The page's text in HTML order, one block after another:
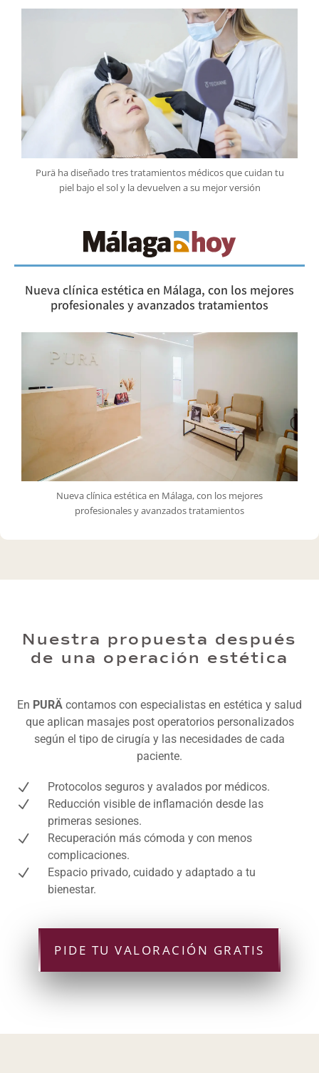
Purä ha diseñado tres tratamientos médicos que cuidan tu
piel bajo el sol y la devuelven a su mejor versión
Nueva clínica estética en Málaga, con los mejores
profesionales y avanzados tratamientos
Nueva clínica estética en Málaga, con los mejores
profesionales y avanzados tratamientos
Nuestra propuesta después
de una operación estética
En PURÄ contamos con especialistas en estética y salud
que aplican masajes post operatorios personalizados
según el tipo de cirugía y las necesidades de cada
paciente.
N Protocolos seguros y avalados por médicos.
N
Reducción visible de inflamación desde las
primeras sesiones.
N
Recuperación más cómoda y con menos
complicaciones.
N
Espacio privado, cuidado y adaptado a tu
bienestar.
PIDE TU VALORACIÓN GRATIS